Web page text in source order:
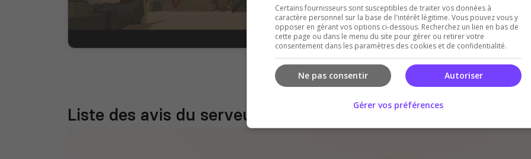
Votes Clics
Liste des avis du serveur
Certains fournisseurs sont susceptibles de traiter vos données à
caractère personnel sur la base de l'intérêt légitime. Vous pouvez vous y
opposer en gérant vos options ci-dessous. Recherchez un lien en bas de
cette page ou dans le menu du site pour gérer ou retirer votre
consentement dans les paramètres des cookies et de confidentialité.
Autoriser
Ne pas consentir
Gérer vos préférences